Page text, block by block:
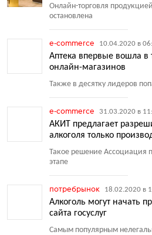
Онлайн-торговля
остановлена
e-commerce 10.04.2020 в
Аптека впервые вошла в
онлайн-магазинов
Также в десятку лидеров
e-commerce 31.03.2020 в
АКИТ предлагает
алкоголя только
Такое решение Ассоциация
этапе
потребрынок 18.02.2020 в
Алкоголь могут начать
сайта госуслуг
Самым популярным